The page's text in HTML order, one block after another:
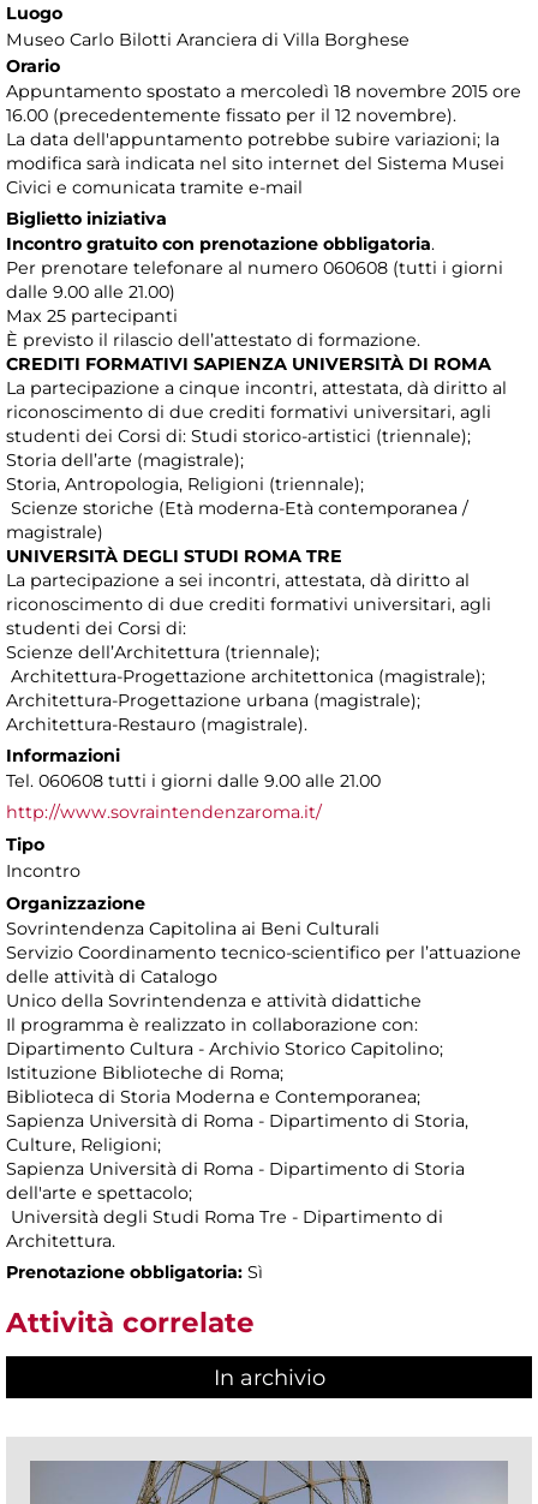
Luogo
Museo Carlo Bilotti Aranciera di Villa Borghese
Orario
Appuntamento spostato a mercoledì 18 novembre 2015 ore
16.00 (precedentemente fissato per il 12 novembre).
La data dell'appuntamento potrebbe subire variazioni; la
modifica sarà indicata nel sito internet del Sistema Musei
Civici e comunicata tramite e-mail
Biglietto iniziativa
Incontro gratuito con prenotazione obbligatoria.
Per prenotare telefonare al numero 060608 (tutti i giorni
dalle 9.00 alle 21.00)
Max 25 partecipanti
È previsto il rilascio dell’attestato di formazione.
CREDITI FORMATIVI SAPIENZA UNIVERSITÀ DI ROMA
La partecipazione a cinque incontri, attestata, dà diritto al
riconoscimento di due crediti formativi universitari, agli
studenti dei Corsi di: Studi storico-artistici (triennale);
Storia dell’arte (magistrale);
Storia, Antropologia, Religioni (triennale);
Scienze storiche (Età moderna-Età contemporanea /
magistrale)
UNIVERSITÀ DEGLI STUDI ROMA TRE
La partecipazione a sei incontri, attestata, dà diritto al
riconoscimento di due crediti formativi universitari, agli
studenti dei Corsi di:
Scienze dell’Architettura (triennale);
Architettura-Progettazione architettonica (magistrale);
Architettura-Progettazione urbana (magistrale);
Architettura-Restauro (magistrale).
Informazioni
Tel. 060608 tutti i giorni dalle 9.00 alle 21.00
http://www.sovraintendenzaroma.it/
Tipo
Incontro
Organizzazione
Sovrintendenza Capitolina ai Beni Culturali
Servizio Coordinamento tecnico-scientifico per l’attuazione
delle attività di Catalogo
Unico della Sovrintendenza e attività didattiche
Il programma è realizzato in collaborazione con:
Dipartimento Cultura - Archivio Storico Capitolino;
Istituzione Biblioteche di Roma;
Biblioteca di Storia Moderna e Contemporanea;
Sapienza Università di Roma - Dipartimento di Storia,
Culture, Religioni;
Sapienza Università di Roma - Dipartimento di Storia
dell'arte e spettacolo;
Università degli Studi Roma Tre - Dipartimento di
Architettura.
Prenotazione obbligatoria: Sì
Attività correlate
In archivio